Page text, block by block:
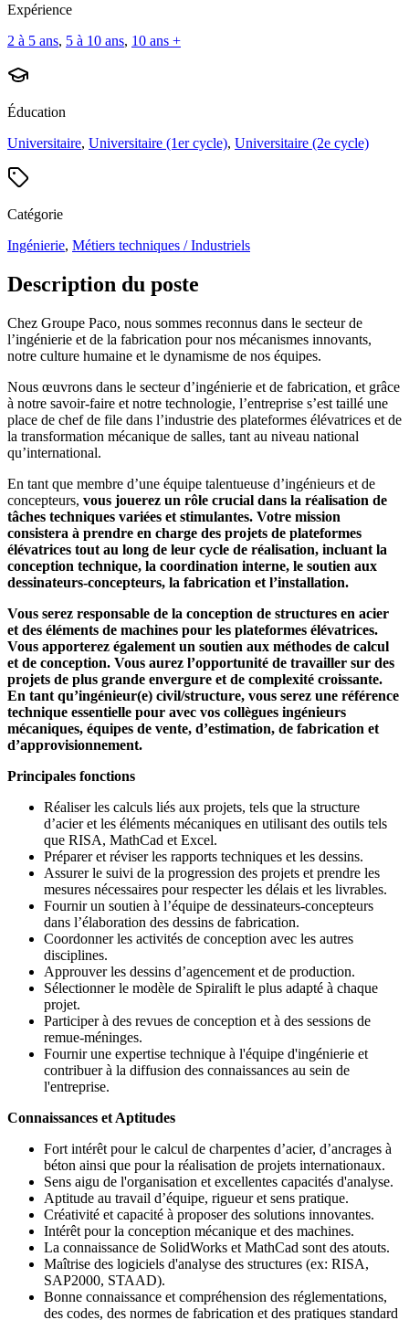
Expérience
2 à 5 ans, 5 à 10 ans, 10 ans +
Éducation
Universitaire, Universitaire (1er cycle), Universitaire (2e cycle)
Catégorie
Ingénierie, Métiers techniques / Industriels
Description du poste
Chez Groupe Paco, nous sommes reconnus dans le secteur de
l’ingénierie et de la fabrication pour nos mécanismes innovants,
notre culture humaine et le dynamisme de nos équipes.
Nous œuvrons dans le secteur d’ingénierie et de fabrication, et grâce
à notre savoir-faire et notre technologie, l’entreprise s’est taillé une
place de chef de file dans l’industrie des plateformes élévatrices et de
la transformation mécanique de salles, tant au niveau national
qu’international.
En tant que membre d’une équipe talentueuse d’ingénieurs et de
concepteurs, vous jouerez un rôle crucial dans la réalisation de
tâches techniques variées et stimulantes. Votre mission
consistera à prendre en charge des projets de plateformes
élévatrices tout au long de leur cycle de réalisation, incluant la
conception technique, la coordination interne, le soutien aux
dessinateurs-concepteurs, la fabrication et l’installation.
Vous serez responsable de la conception de structures en acier
et des éléments de machines pour les plateformes élévatrices.
Vous apporterez également un soutien aux méthodes de calcul
et de conception. Vous aurez l’opportunité de travailler sur des
projets de plus grande envergure et de complexité croissante.
En tant qu’ingénieur(e) civil/structure, vous serez une référence
technique essentielle pour avec vos collègues ingénieurs
mécaniques, équipes de vente, d’estimation, de fabrication et
d’approvisionnement.
Principales fonctions
Réaliser les calculs liés aux projets, tels que la structure
d’acier et les éléments mécaniques en utilisant des outils tels
que RISA, MathCad et Excel.
Préparer et réviser les rapports techniques et les dessins.
Assurer le suivi de la progression des projets et prendre les
mesures nécessaires pour respecter les délais et les livrables.
Fournir un soutien à l’équipe de dessinateurs-concepteurs
dans l’élaboration des dessins de fabrication.
Coordonner les activités de conception avec les autres
disciplines.
Approuver les dessins d’agencement et de production.
Sélectionner le modèle de Spiralift le plus adapté à chaque
projet.
Participer à des revues de conception et à des sessions de
remue-méninges.
Fournir une expertise technique à l'équipe d'ingénierie et
contribuer à la diffusion des connaissances au sein de
l'entreprise.
Connaissances et Aptitudes
Fort intérêt pour le calcul de charpentes d’acier, d’ancrages à
béton ainsi que pour la réalisation de projets internationaux.
Sens aigu de l'organisation et excellentes capacités d'analyse.
Aptitude au travail d’équipe, rigueur et sens pratique.
Créativité et capacité à proposer des solutions innovantes.
Intérêt pour la conception mécanique et des machines.
La connaissance de SolidWorks et MathCad sont des atouts.
Maîtrise des logiciels d'analyse des structures (ex: RISA,
SAP2000, STAAD).
Bonne connaissance et compréhension des réglementations,
des codes, des normes de fabrication et des pratiques standard